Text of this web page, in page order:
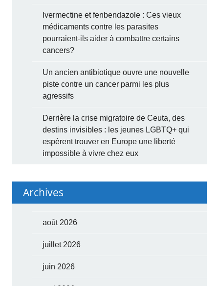
Ivermectine et fenbendazole : Ces vieux
médicaments contre les parasites
pourraient-ils aider à combattre certains
cancers?
Un ancien antibiotique ouvre une nouvelle
piste contre un cancer parmi les plus
agressifs
Derrière la crise migratoire de Ceuta, des
destins invisibles : les jeunes LGBTQ+ qui
espèrent trouver en Europe une liberté
impossible à vivre chez eux
Archives
août 2026
juillet 2026
juin 2026